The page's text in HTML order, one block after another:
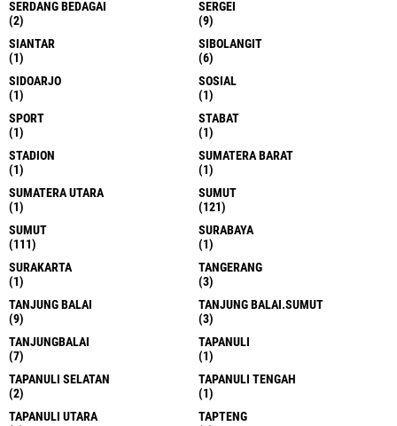
SERDANG BEDAGAI
(2)
SERGEI
(9)
SIANTAR
(1)
SIBOLANGIT
(6)
SIDOARJO
(1)
SOSIAL
(1)
SPORT
(1)
STABAT
(1)
STADION
(1)
SUMATERA BARAT
(1)
SUMATERA UTARA
(1)
SUMUT
(121)
SUMUT
(111)
SURABAYA
(1)
SURAKARTA
(1)
TANGERANG
(3)
TANJUNG BALAI
(9)
TANJUNG BALAI.SUMUT
(3)
TANJUNGBALAI
(7)
TAPANULI
(1)
TAPANULI SELATAN
(2)
TAPANULI TENGAH
(1)
TAPANULI UTARA
TAPTENG